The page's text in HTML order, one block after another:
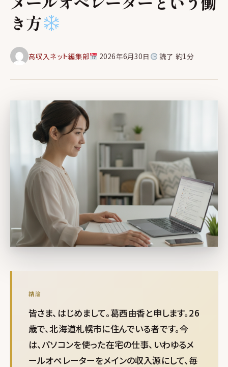
き方
高収入ネット編集部 2026年6月30日 読了 約1分
結論
皆さま、はじめまして。葛西由香と申します。26
歳で、北海道札幌市に住んでいる者です。今
は、パソコンを使った在宅の仕事、いわゆるメ
ールオペレーターをメインの収入源にして、毎